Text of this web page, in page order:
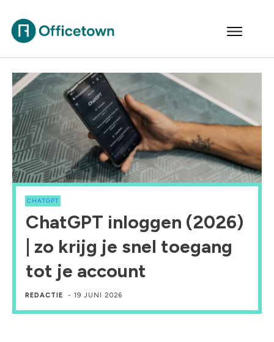
CHATGPT
ChatGPT inloggen (2026)
| zo krijg je snel toegang
tot je account
REDACTIE - 19 JUNI 2026